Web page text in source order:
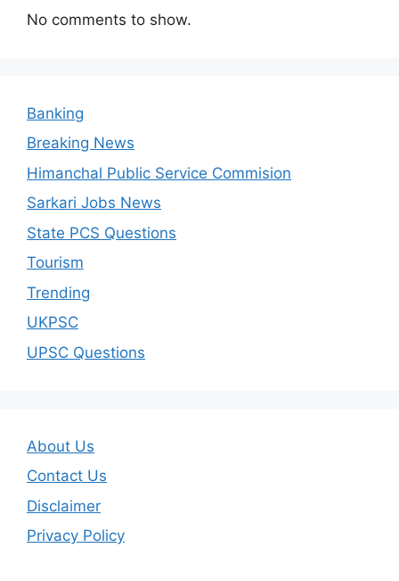
No comments to show.
Banking
Breaking News
Himanchal Public Service Commision
Sarkari Jobs News
State PCS Questions
Tourism
Trending
UKPSC
UPSC Questions
About Us
Contact Us
Disclaimer
Privacy Policy